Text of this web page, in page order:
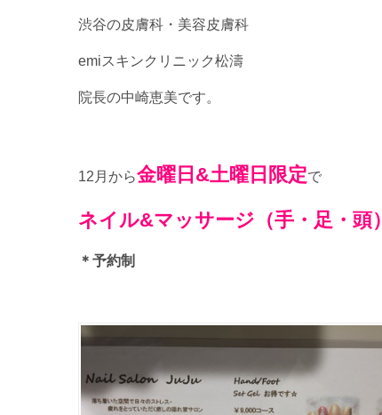
渋谷の皮膚科・美容皮膚科
emiスキンクリニック松濤
院長の中崎恵美です。
12月から金曜日&土曜日限定で
ネイル&マッサージ（手・足・頭）
＊予約制